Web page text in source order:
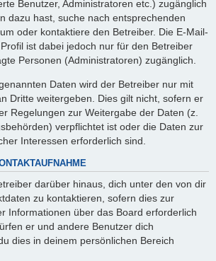
Benutzer, Administratoren etc.) zugänglich
dazu hast, suche nach entsprechenden
oder kontaktiere den Betreiber. Die E-Mail-
ist dabei jedoch nur für den Betreiber
Personen (Administratoren) zugänglich.
Daten wird der Betreiber nur mit
Dritte weitergeben. Dies gilt nicht, sofern er
Regelungen zur Weitergabe der Daten (z.
verpflichtet ist oder die Daten zur
Interessen erforderlich sind.
darüber hinaus, dich unter den von dir
zu kontaktieren, sofern dies zur
Informationen über das Board erforderlich
er und andere Benutzer dich
dies in deinem persönlichen Bereich